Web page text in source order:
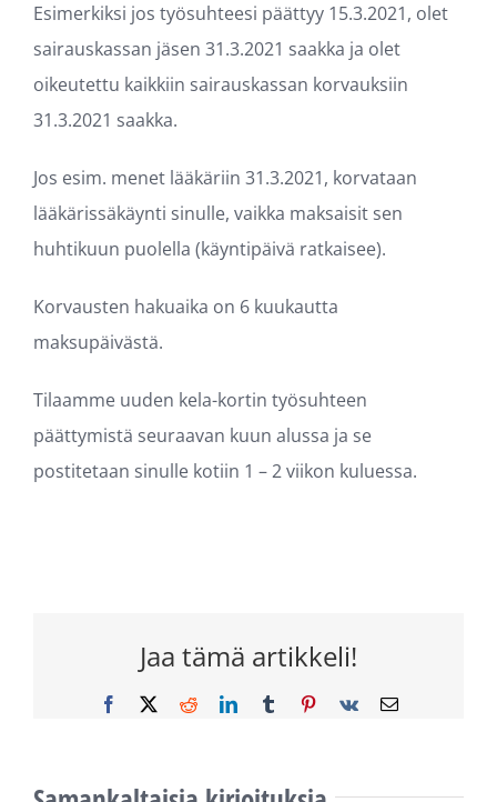
Esimerkiksi jos työsuhteesi päättyy 15.3.2021, olet
sairauskassan jäsen 31.3.2021 saakka ja olet
oikeutettu kaikkiin sairauskassan korvauksiin
31.3.2021 saakka.
Jos esim. menet lääkäriin 31.3.2021, korvataan
lääkärissäkäynti sinulle, vaikka maksaisit sen
huhtikuun puolella (käyntipäivä ratkaisee).
Korvausten hakuaika on 6 kuukautta
maksupäivästä.
Tilaamme uuden kela-kortin työsuhteen
päättymistä seuraavan kuun alussa ja se
postitetaan sinulle kotiin 1 – 2 viikon kuluessa.
Jaa tämä artikkeli!
Facebook
X RedditLinkedInTumblrPinterest
Vk Sähköposti